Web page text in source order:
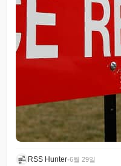
RSS Hunter•6월 29일